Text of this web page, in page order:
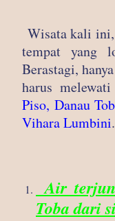
Wisata kali
tempat yang
Berastagi,
harus
Piso, Danau
Vihara Lumbini.
Air
Toba dari